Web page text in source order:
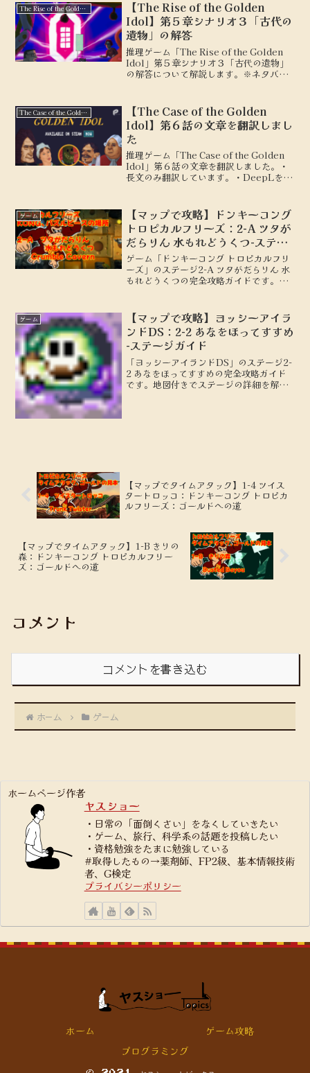
The Rise of the Golden Idol
【The Rise of the Golden
Idol】第５章シナリオ３「古代の
遺物」の解答
推理ゲーム「The Rise of the Golden
Idol」第５章シナリオ３「古代の遺物」
の解答について解説します。※ネタバレ
The Case of the Golden Idol
【The Case of the Golden
Idol】第６話の文章を翻訳しまし
た
推理ゲーム「The Case of the Golden
Idol」第６話の文章を翻訳しました。・
長文のみ翻訳しています。・DeepLを使
ゲーム
【マップで攻略】ドンキーコング
トロピカルフリーズ：2-A ツタが
だらりん 水もれどうくつ-ステー
ジガイド
ゲーム「ドンキーコング トロピカルフリ
ーズ」のステージ2-A ツタがだらりん 水
もれどうくつの完全攻略ガイドです。
ゲーム
【マップで攻略】ヨッシーアイラ
ンドDS：2-2 あなをほってすすめ
-ステージガイド
「ヨッシーアイランドDS」のステージ2-
2 あなをほってすすめの完全攻略ガイド
です。地図付きでステージの詳細を解説
【マップでタイムアタック】1-4 ツイス
タートロッコ：ドンキーコング トロピカ
ルフリーズ：ゴールドへの道
【マップでタイムアタック】1-B きりの
森：ドンキーコング トロピカルフリー
ズ：ゴールドへの道
コメント
コメントを書き込む
ホーム ゲーム
ホームページ作者
ヤスショー
・日常の「面倒くさい」をなくしていきたい
・ゲーム、旅行、科学系の話題を投稿したい
・資格勉強をたまに勉強している
#取得したもの→薬剤師、FP2級、基本情報技術
者、G検定
プライバシーポリシー
ホーム
ゲーム攻略
プログラミング